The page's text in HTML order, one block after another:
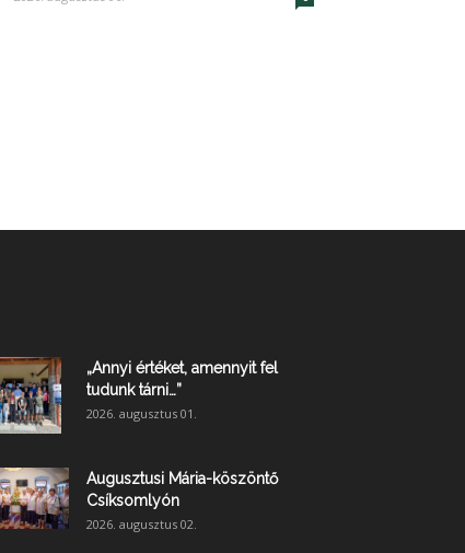
„Annyi értéket, amennyit fel
tudunk tárni…”
2026. augusztus 01.
Augusztusi Mária-köszöntő
Csíksomlyón
2026. augusztus 02.